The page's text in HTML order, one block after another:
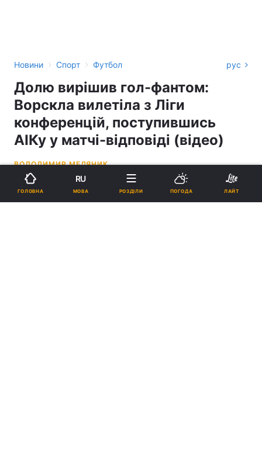
Новини › Спорт › Футбол рус
Долю вирішив гол-фантом:
Ворскла вилетіла з Ліги
конференцій, поступившись
АІКу у матчі-відповіді (відео)
ВОЛОДИМИР МЕДЯНИК
22:36, 27.07.22
ГОЛОВНА
RU
МОВА РОЗДІЛИ ПОГОДА ЛАЙТ